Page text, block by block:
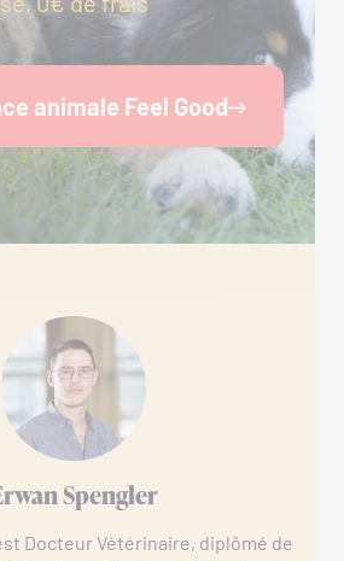
animale Feel Good
Spengler
Docteur Vétérinaire, diplômé de